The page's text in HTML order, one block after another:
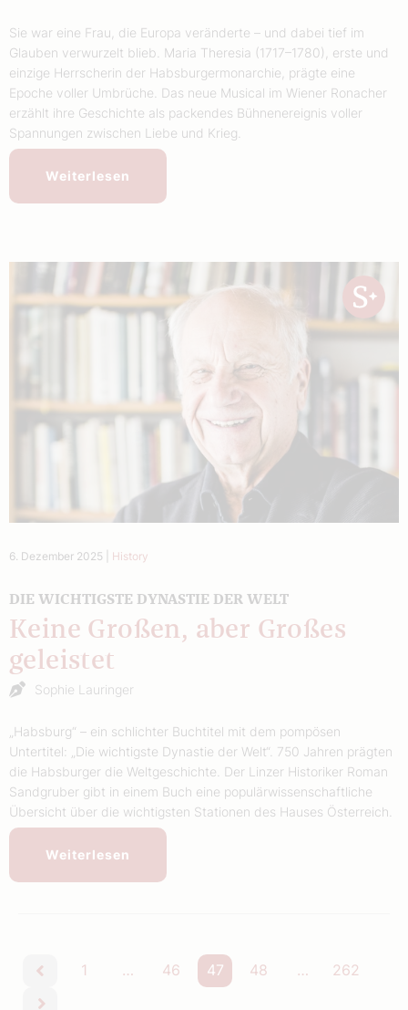
Sie war eine Frau, die Europa veränderte – und dabei tief im
Glauben verwurzelt blieb. Maria Theresia (1717–1780), erste und
einzige Herrscherin der Habsburgermonarchie, prägte eine
Epoche voller Umbrüche. Das neue Musical im Wiener Ronacher
erzählt ihre Geschichte als packendes Bühnenereignis voller
Spannungen zwischen Liebe und Krieg.
Weiterlesen
6. Dezember 2025 History
DIE WICHTIGSTE DYNASTIE DER WELT
Keine Großen, aber Großes
geleistet
Sophie Lauringer
„Habsburg“ – ein schlichter Buchtitel mit dem pompösen
Untertitel: „Die wichtigste Dynastie der Welt“. 750 Jahren prägten
die Habsburger die Weltgeschichte. Der Linzer Historiker Roman
Sandgruber gibt in einem Buch eine populärwissenschaftliche
Übersicht über die wichtigsten Stationen des Hauses Österreich.
Weiterlesen
vorherige
1 … 46 47 48 … 262